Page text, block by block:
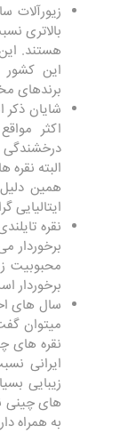
زیورآلات
بالاتری
هستند.
این کشور
برندهای
شایان ذکر
اکثر
درخشندگی
البته
همین
ایتالیایی
نقره
برخوردار
محبوبیت
برخوردار
سال های
میتوان
نقره های
ایرانی
زیبایی
های چینی
به همراه